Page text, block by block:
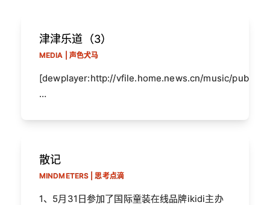
津津乐道（3）
MEDIA | 声色犬马
[dewplayer:http://vfile.home.news.cn/music/public/
…
散记
MINDMETERS | 思考点滴
1、5月31日参加了国际童装在线品牌ikidi主办